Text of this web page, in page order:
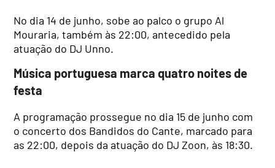
No dia 14 de junho, sobe ao palco o grupo Al
Mouraria, também às 22:00, antecedido pela
atuação do DJ Unno.
Música portuguesa marca quatro noites de
festa
A programação prossegue no dia 15 de junho com
o concerto dos Bandidos do Cante, marcado para
as 22:00, depois da atuação do DJ Zoon, às 18:30.